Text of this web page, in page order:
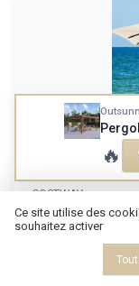
COSTWAY
Parasol de
Carré 3x3M à
Gros ombrage,
★★★★★
★★★★★
🔥
Ce site utilise des
souhaitez activer